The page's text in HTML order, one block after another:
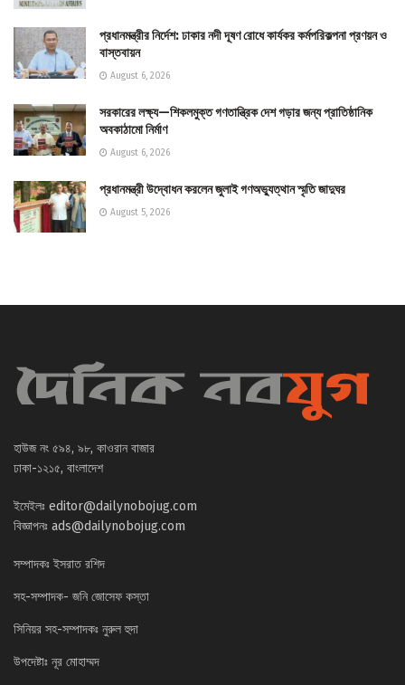
প্রধানমন্ত্রীর নির্দেশ: ঢাকার নদী দূষণ রোধে কার্যকর কর্মপরিকল্পনা প্রণয়ন ও
বাস্তবায়ন
August 6, 2026
সরকারের লক্ষ্য—শিকলমুক্ত গণতান্ত্রিক দেশ গড়ার জন্য প্রাতিষ্ঠানিক
অবকাঠামো নির্মাণ
August 6, 2026
প্রধানমন্ত্রী উদ্বোধন করলেন জুলাই গণঅভ্যুত্থান স্মৃতি জাদুঘর
August 5, 2026
হাউজ নং ৫৯৪, ৯৮, কাওরান বাজার
ঢাকা-১২১৫, বাংলাদেশ
ইমেইলঃ editor@dailynobojug.com
বিজ্ঞাপনঃ ads@dailynobojug.com
সম্পাদকঃ ইসরাত রশিদ
সহ-সম্পাদক- জনি জোসেফ কস্তা
সিনিয়র সহ-সম্পাদকঃ নুরুল হুদা
উপদেষ্টাঃ নূর মোহাম্মদ